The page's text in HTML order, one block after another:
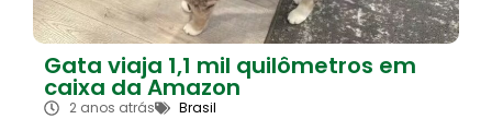
Gata viaja 1,1 mil quilômetros em
caixa da Amazon
2 anos atrás Brasil